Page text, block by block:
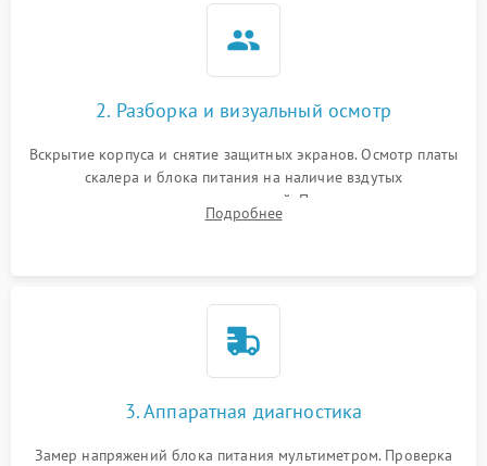
2. Разборка и визуальный осмотр
Вскрытие корпуса и снятие защитных экранов. Осмотр платы
скалера и блока питания на наличие вздутых
конденсаторов, прогаров, окислений. Проверка надежности
контактов и целостности шлейфов матрицы.
Подробнее
3. Аппаратная диагностика
Замер напряжений блока питания мультиметром. Проверка